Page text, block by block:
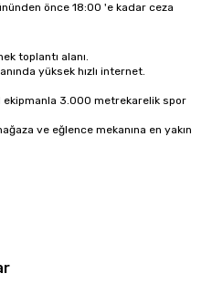
önce 18:00 'e kadar ceza
toplantı alanı.
yüksek hızlı internet.
3.000 metrekarelik spor
ve eğlence mekanına en yakın